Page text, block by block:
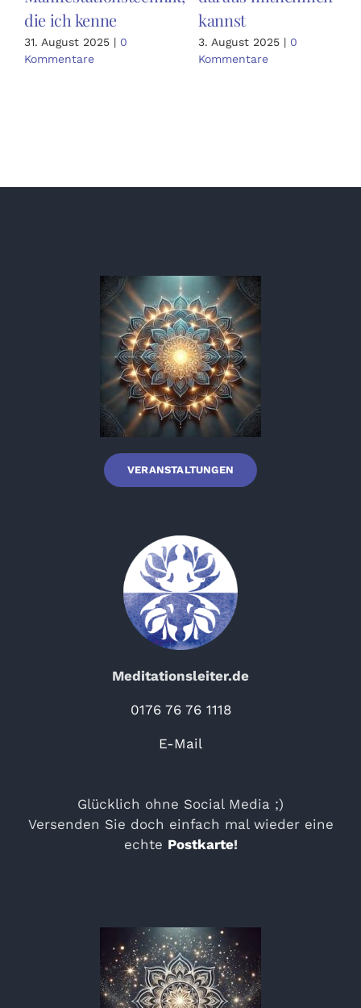
die ich kenne
31. August 2025 | 0
Kommentare
kannst
3. August 2025 | 0
Kommentare
VERANSTALTUNGEN
Meditationsleiter.de
0176 76 76 1118
E-Mail
Glücklich ohne Social Media ;)
Versenden Sie doch einfach mal wieder eine
echte Postkarte!